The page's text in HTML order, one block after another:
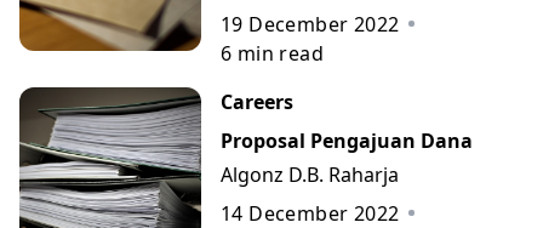
19 December 2022
6 min read
Careers
Proposal Pengajuan Dana
Algonz D.B. Raharja
14 December 2022